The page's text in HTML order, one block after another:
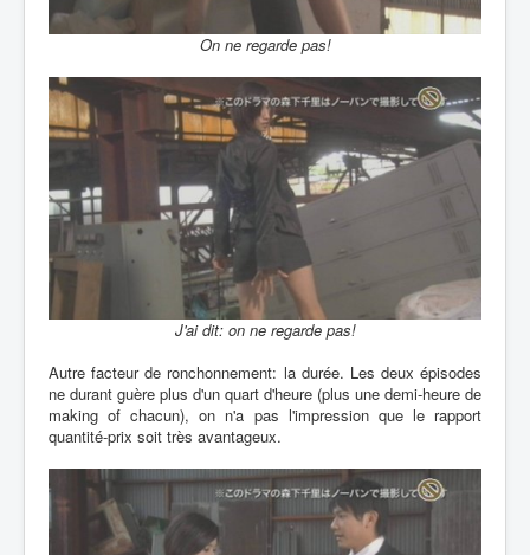
On ne regarde pas!
J'ai dit: on ne regarde pas!
Autre facteur de ronchonnement: la durée. Les deux épisodes
ne durant guère plus d'un quart d'heure (plus une demi-heure de
making of chacun), on n'a pas l'impression que le rapport
quantité-prix soit très avantageux.